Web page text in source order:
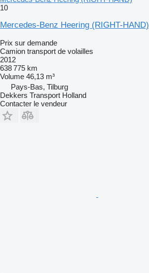
10
Mercedes-Benz Heering (RIGHT-HAND)
Prix sur demande
Camion transport de volailles
2012
638 775 km
Volume 46,13 m³
Pays-Bas, Tilburg
Dekkers Transport Holland
Contacter le vendeur